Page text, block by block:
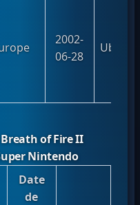
2002-
06-28
Ubi
of Fire II
Nintendo
Date
de